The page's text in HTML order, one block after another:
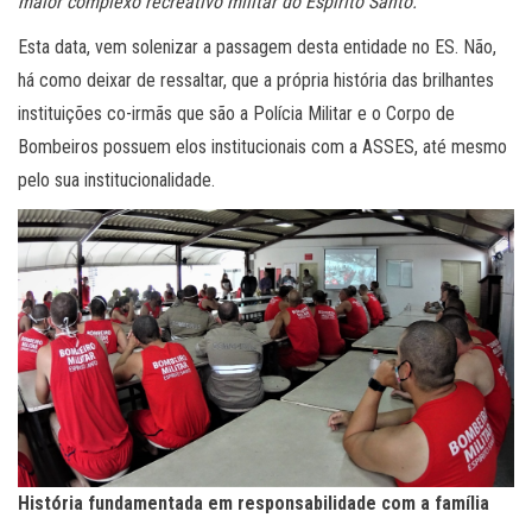
Esta data, vem solenizar a passagem desta entidade no ES. Não,
há como deixar de ressaltar, que a própria história das brilhantes
instituições co-irmãs que são a Polícia Militar e o Corpo de
Bombeiros possuem elos institucionais com a ASSES, até mesmo
pelo sua institucionalidade.
História fundamentada em responsabilidade com a família